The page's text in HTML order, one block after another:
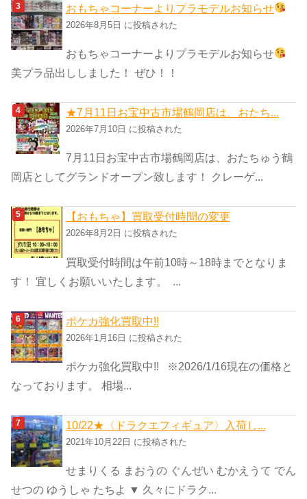
おもちゃコーナーよりプラモデルお知らせ
2026年8月5日 に投稿された
おもちゃコーナーよりプラモデルお知らせ
美プラ品出ししました！ ぜひ！！
★7月11日お宝中古市場鶴岡店は、おたち...
2026年7月10日 に投稿された
7月11日お宝中古市場鶴岡店は、おたちゅう鶴
岡店としてグランドオープン致します！ クレーゲ...
【おもちゃ】買取受付時間の変更
2026年8月2日 に投稿された
買取受付時間は午前10時～18時までとなりま
す！ 宜しくお願いいたします。 ...
ポケカ強化買取中!!
2026年1月16日 に投稿された
ポケカ強化買取中!! ※2026/1/16現在の価格と
なっております。 相場...
10/22★〈ドラクエフィギュア〉入荷し...
2021年10月22日 に投稿された
せまりくる まおうの ぐんぜい むかえうて でん
せつの ゆうしゃ たちよ ▼ 久々にドラク...